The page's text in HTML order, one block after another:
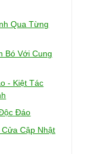
Qua Từng
Bó Với Cung
- Kiệt Tác
Đáo
Cập Nhật